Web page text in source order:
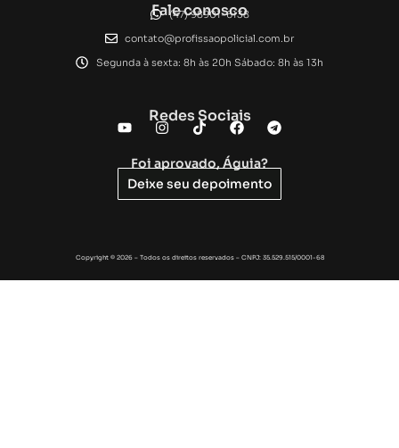
Fale conosco
(47) 98901-6138
contato@profissaopolicial.com.br
Segunda à sexta: 8h às 20h Sábado: 8h às 13h
Redes Sociais
Foi aprovado, Águia?
Deixe seu depoimento
Copyright © 2026 – Todos os direitos reservados – CNPJ: 35.529.515/0001-68